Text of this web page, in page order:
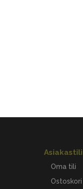
Oma tili
Ostoskori